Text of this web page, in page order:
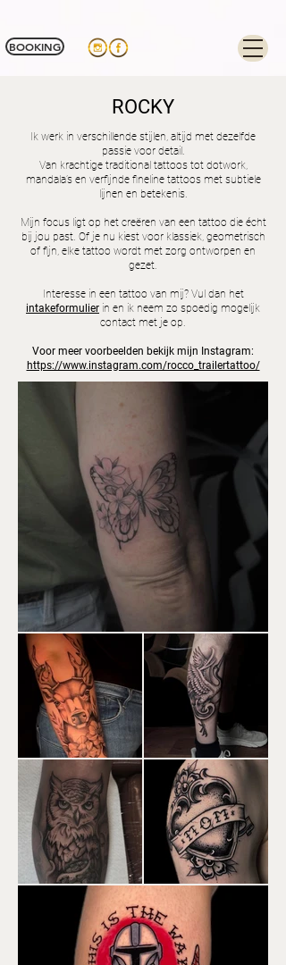
BOOKING
ROCKY
Ik werk in verschillende stijlen, altijd met dezelfde
passie voor detail.
Van krachtige traditional tattoos tot dotwork,
mandala’s en verfijnde fineline tattoos met subtiele
lijnen en betekenis.
Mijn focus ligt op het creëren van een tattoo die écht
bij jou past. Of je nu kiest voor klassiek, geometrisch
of fijn, elke tattoo wordt met zorg ontworpen en
gezet.
Interesse in een tattoo van mij? Vul dan het
intakeformulier in en ik neem zo spoedig mogelijk
contact met je op.
Voor meer voorbeelden bekijk mijn Instagram:
https://www.instagram.com/rocco_trailertattoo/